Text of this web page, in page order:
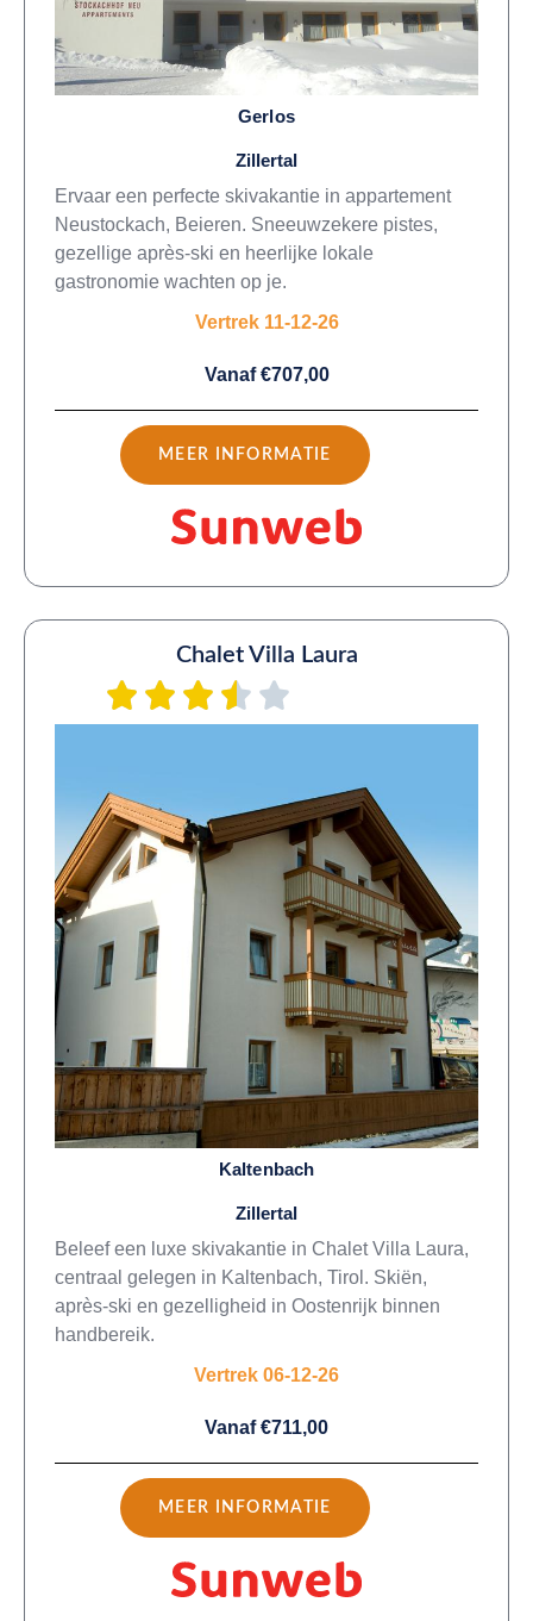
Gerlos
Zillertal
Ervaar een perfecte skivakantie in appartement
Neustockach, Beieren. Sneeuwzekere pistes,
gezellige après-ski en heerlijke lokale
gastronomie wachten op je.
Vertrek 11-12-26
Vanaf €707,00
MEER INFORMATIE
Chalet Villa Laura
Kaltenbach
Zillertal
Beleef een luxe skivakantie in Chalet Villa Laura,
centraal gelegen in Kaltenbach, Tirol. Skiën,
après-ski en gezelligheid in Oostenrijk binnen
handbereik.
Vertrek 06-12-26
Vanaf €711,00
MEER INFORMATIE